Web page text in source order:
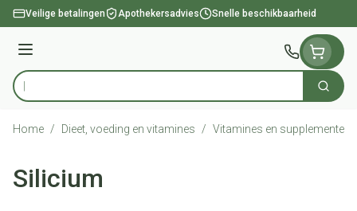
Ga naar de inhoud
Veilige betalingen Apothekersadvies Snelle beschikbaarheid
Menu
Product, merk, categorie... Zoek
Home / Dieet, voeding en vitamines / Vitamines en supplementen
Silicium